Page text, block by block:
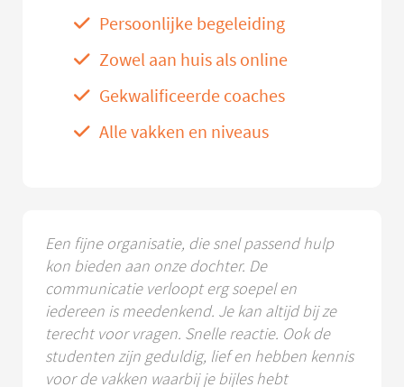
Persoonlijke begeleiding
Zowel aan huis als online
Gekwalificeerde coaches
Alle vakken en niveaus
Een fijne organisatie, die snel passend hulp
kon bieden aan onze dochter. De
communicatie verloopt erg soepel en
iedereen is meedenkend. Je kan altijd bij ze
terecht voor vragen. Snelle reactie. Ook de
studenten zijn geduldig, lief en hebben kennis
voor de vakken waarbij je bijles hebt